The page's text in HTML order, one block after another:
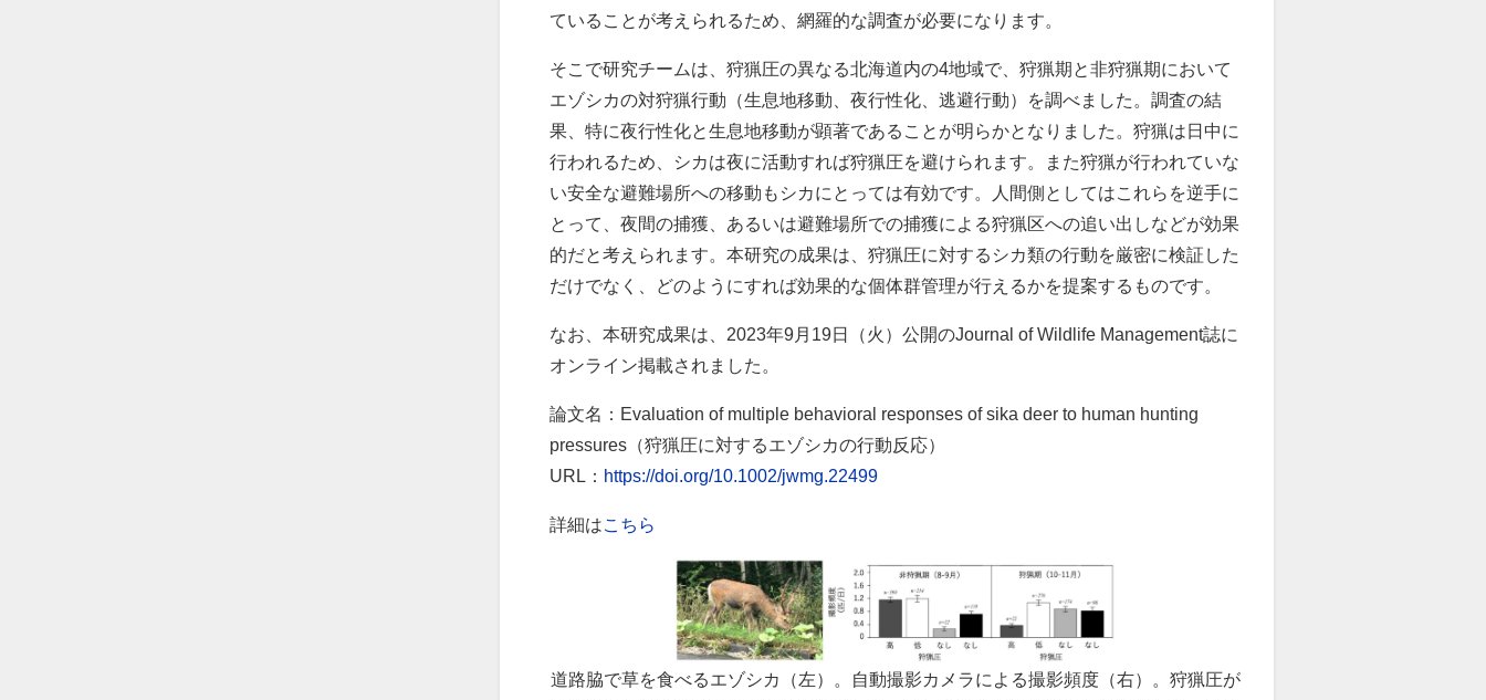
ていることが考えられるため、網羅的な調査が必要になります。
そこで研究チームは、狩猟圧の異なる北海道内の4地域で、狩猟期と非狩猟期において
エゾシカの対狩猟行動（生息地移動、夜行性化、逃避行動）を調べました。調査の結
果、特に夜行性化と生息地移動が顕著であることが明らかとなりました。狩猟は日中に
行われるため、シカは夜に活動すれば狩猟圧を避けられます。また狩猟が行われていな
い安全な避難場所への移動もシカにとっては有効です。人間側としてはこれらを逆手に
とって、夜間の捕獲、あるいは避難場所での捕獲による狩猟区への追い出しなどが効果
的だと考えられます。本研究の成果は、狩猟圧に対するシカ類の行動を厳密に検証した
だけでなく、どのようにすれば効果的な個体群管理が行えるかを提案するものです。
なお、本研究成果は、 2023年9月 19日（火）公開のJournal of Wildlife Management誌に
オンライン掲載されました。
論文名：Evaluation of multiple behavioral responses of sika deer to human hunting
pressures（狩猟圧に対するエゾシカの行動反応）
URL： https://doi.org/10.1002/jwmg.22499
詳細はこちら
道路脇で草を食べるエゾシカ（左）。自動撮影カメラによる撮影頻度（右）。狩猟圧が